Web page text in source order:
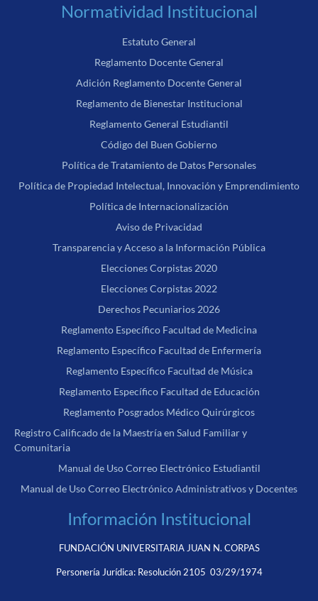
Normatividad Institucional
Estatuto General
Reglamento Docente General
Adición Reglamento Docente General
Reglamento de Bienestar Institucional
Reglamento General Estudiantil
Código del Buen Gobierno
Política de Tratamiento de Datos Personales
Política de Propiedad Intelectual, Innovación y Emprendimiento
Política de Internacionalización
Aviso de Privacidad
Transparencia y Acceso a la Información Pública
Elecciones Corpistas 2020
Elecciones Corpistas 2022
Derechos Pecuniarios 2026
Reglamento Específico Facultad de Medicina
Reglamento Específico Facultad de Enfermería
Reglamento Específico Facultad de Música
Reglamento Específico Facultad de Educación
Reglamento Posgrados Médico Quirúrgicos
Registro Calificado de la Maestría en Salud Familiar y
Comunitaria
Manual de Uso Correo Electrónico Estudiantil
Manual de Uso Correo Electrónico Administrativos y Docentes
Información Institucional
FUNDACIÓN UNIVERSITARIA JUAN N. CORPAS
Personería Jurídica: Resolución 2105 03/29/1974